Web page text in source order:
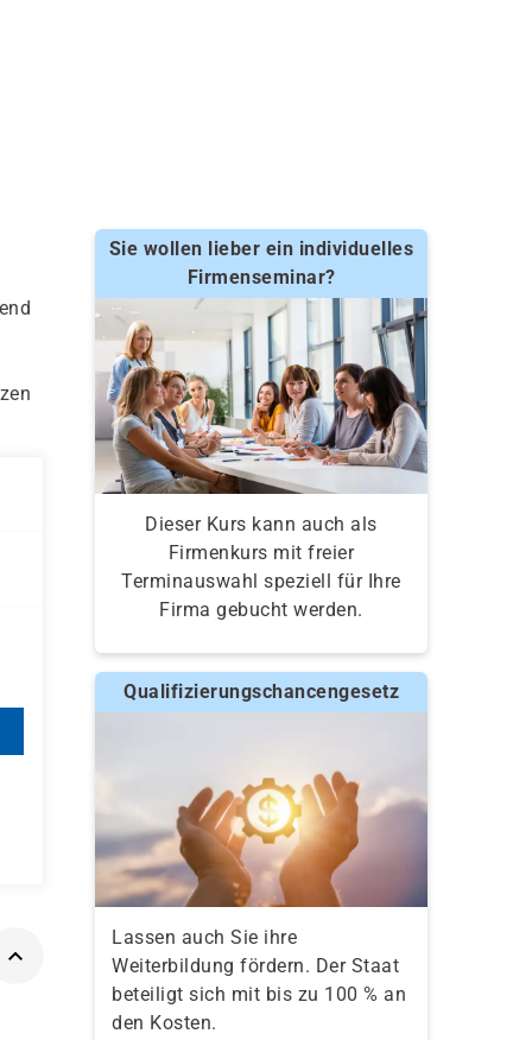
Sie wollen lieber ein individuelles
Firmenseminar?
Dieser Kurs kann auch als
Firmenkurs mit freier
Terminauswahl speziell für Ihre
Firma gebucht werden.
Qualifizierungschancengesetz
Lassen auch Sie ihre
Weiterbildung fördern. Der Staat
beteiligt sich mit bis zu 100 % an
den Kosten.